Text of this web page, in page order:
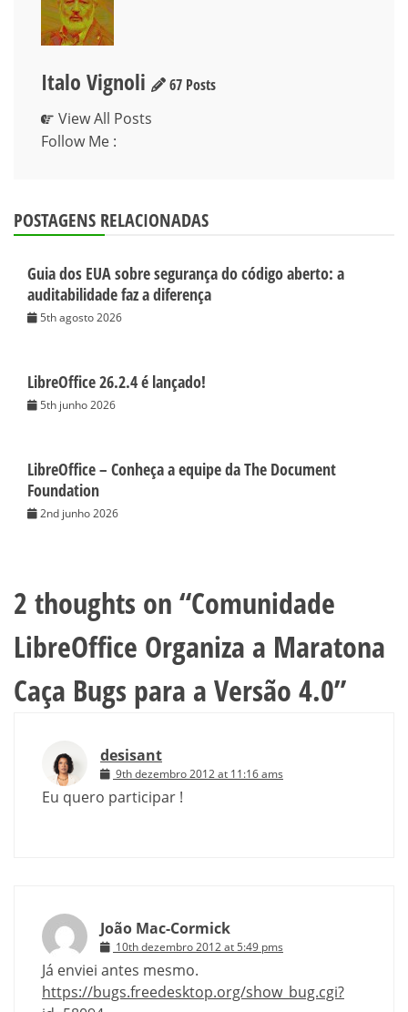
Italo Vignoli
67 Posts
View All Posts
Follow Me :
POSTAGENS RELACIONADAS
Guia dos EUA sobre segurança do código aberto: a
auditabilidade faz a diferença
5th agosto 2026
LibreOffice 26.2.4 é lançado!
5th junho 2026
LibreOffice – Conheça a equipe da The Document
Foundation
2nd junho 2026
2 thoughts on “Comunidade
LibreOffice Organiza a Maratona
Caça Bugs para a Versão 4.0”
desisant
9th dezembro 2012 at 11:16 ams
Eu quero participar !
João Mac-Cormick
10th dezembro 2012 at 5:49 pms
Já enviei antes mesmo.
https://bugs.freedesktop.org/show_bug.cgi?